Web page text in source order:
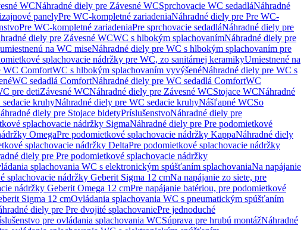
WCNáhradné diely pre Závesné WCSprchovacie WC sedadláNáhradné
panelyPre WC-kompletné zariadeniaNáhradné diely pre Pre WC-
Pre WC-kompletné zariadeniaPre sprchovacie sedadláNáhradné diely pre
diely pre Závesné WCWC s hlbokým splachovanímNáhradné diely pre
na WC miseNáhradné diely pre WC s hlbokým splachovaním pre
splachovacie nádržky pre WC, zo sanitárnej keramikyUmiestnené na
WC ComfortWC s hlbokým splachovaním vyvýšenéNáhradné diely pre WC s
WC sedadlá ComfortNáhradné diely pre WC sedadlá ComfortWC
pre detiZávesné WCNáhradné diely pre Závesné WCStojace WCNáhradné
kruhyNáhradné diely pre WC sedacie kruhyNášľapné WCSo
diely pre Stojace bidetyPríslušenstvoNáhradné diely pre
splachovacie nádržky SigmaNáhradné diely pre Pre podomietkové
OmegaPre podomietkové splachovacie nádržky KappaNáhradné diely
splachovacie nádržky DeltaPre podomietkové splachovacie nádržky
diely pre Pre podomietkové splachovacie nádržky
splachovania WC s elektronickým spúšťaním splachovaniaNa napájanie
splachovacie nádržky Geberit Sigma 12 cmNa napájanie zo siete, pre
nádržky Geberit Omega 12 cmPre napájanie batériou, pre podomietkové
Sigma 12 cmOvládania splachovania WC s pneumatickým spúšťaním
diely pre Pre dvojité splachovaniePre jednoduché
pre ovládania splachovania WCSúprava pre hrubú montážNáhradné